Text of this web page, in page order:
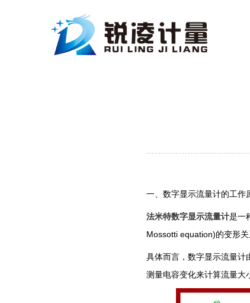
一、数字显示流量计的工作
法米特数字显示流量计是一
Mossotti equation)的变形
具体而言，数字显示流量计
测量电容变化来计算流量大